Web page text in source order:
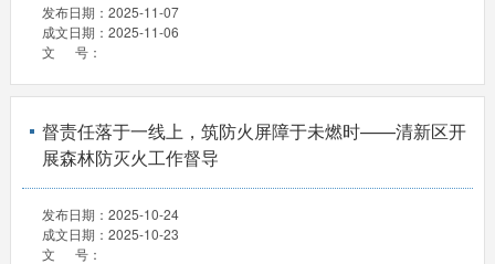
发布日期： 2025-11-07
成文日期： 2025-11-06
文 号：
督责任落于一线上，筑防火屏障于未燃时——清新区开
展森林防灭火工作督导
发布日期： 2025-10-24
成文日期： 2025-10-23
文 号：